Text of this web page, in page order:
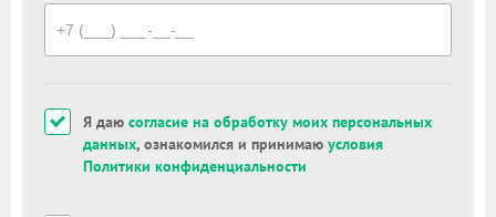
Я даю согласие на обработку моих персональных
данных, ознакомился и принимаю условия
Политики конфиденциальности